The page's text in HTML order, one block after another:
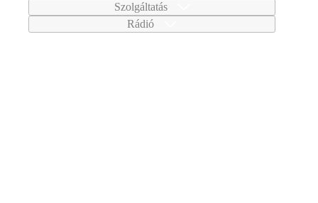
Szolgáltatás
Rádió